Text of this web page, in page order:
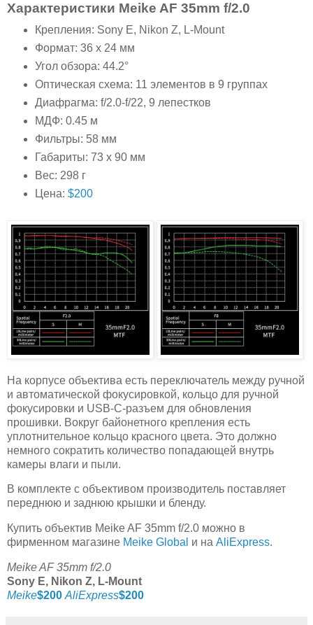
Характеристики Meike AF 35mm f/2.0
Крепления: Sony E, Nikon Z, L-Mount
Формат: 36 x 24 мм
Угол обзора: 44.2°
Оптическая схема: 11 элементов в 9 группах
Диафрагма: f/2.0-f/22, 9 лепестков
МДФ: 0.45 м
Фильтры: 58 мм
Габариты: 73 x 90 мм
Вес: 298 г
Цена: $200
На корпусе объектива есть переключатель между ручной
и автоматической фокусировкой, кольцо для ручной
фокусировки и USB-C-разъем для обновления
прошивки. Вокруг байонетного крепления есть
уплотнительное кольцо красного цвета. Это должно
немного сократить количество попадающей внутрь
камеры влаги и пыли.
В комплекте с объективом производитель поставляет
переднюю и заднюю крышки и бленду.
Купить объектив Meike AF 35mm f/2.0 можно в
фирменном магазине Meike Global и на AliExpress.
Meike AF 35mm f/2.0
Sony E, Nikon Z, L-Mount
Meike$200 AliExpress$200